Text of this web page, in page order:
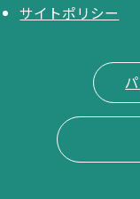
サイトポリシー